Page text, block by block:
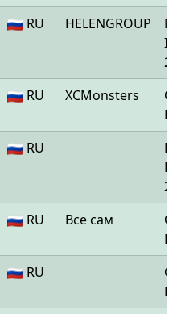
RU HELENGROUP
RU XCMonsters
RU
2
RU Все сам
RU